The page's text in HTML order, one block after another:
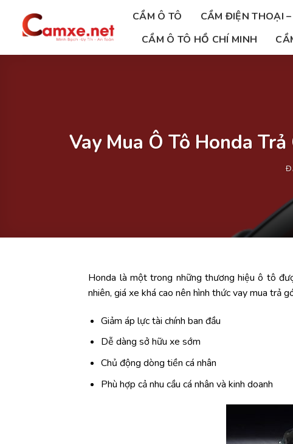
dung
CẦM Ô TÔ CẦM ĐIỆN THOẠI
CẦM Ô TÔ HỒ CHÍ MINH
Vay Mua Ô Tô Honda
Honda là một trong những thương hiệu ô tô
nhiên, giá xe khá cao nên hình thức vay mua trả
Giảm áp lực tài chính ban đầu
Dễ dàng sở hữu xe sớm
Chủ động dòng tiền cá nhân
Phù hợp cả nhu cầu cá nhân và kinh doanh